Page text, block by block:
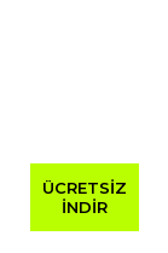
ÜCRETSİZ
İNDİR